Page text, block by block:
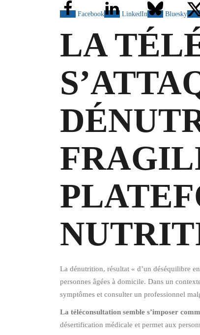
Facebook LinkedIn Bluesky
LA
La dénutrition, résultat « d’un déséquilibre
personnes âgées à domicile. Dans un
symptômes et consulter un professionnel
La téléconsultation semble s’imposer
désertification médicale et permet aux